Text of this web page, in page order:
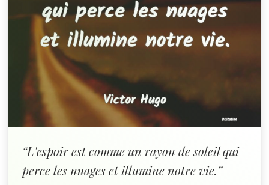
“L'espoir est comme un rayon de soleil qui
perce les nuages et illumine notre vie.”